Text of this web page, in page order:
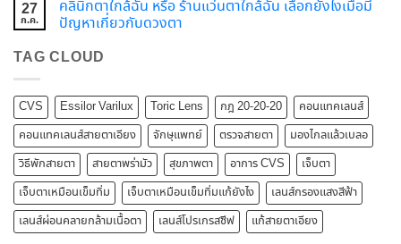
27
ก.ค.
คลินิกตาใกล้ฉัน หรือ ร้านแว่นตาใกล้ฉัน เลือกยังไงเมื่อมี
ปัญหาเกี่ยวกับดวงตา
TAG CLOUD
CVS Essilor Varilux Toric Lens กฎ 20-20-20
คอนแทคเลนส์
คอนแทคเลนส์สายตาเอียง
จักษุแพทย์ ตรวจสายตา
มองไกลแล้วเบลอ
วิธีพักสายตา
สายตาพร่ามัว สุขภาพตา อาการ CVS
เจ็บตา
เจ็บตาเหมือนเข็มทิ่ม
เจ็บตาเหมือนเข็มทิ่มแก้ยังไง
เลนส์กรองแสงสีฟ้า
เลนส์ผ่อนคลายกล้ามเนื้อตา
เลนส์โปรเกรสซีฟ แก้สายตาเอียง